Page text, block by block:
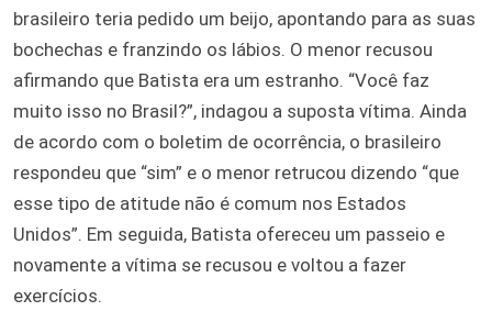
brasileiro teria pedido um beijo, apontando para as suas
bochechas e franzindo os lábios. O menor recusou
afirmando que Batista era um estranho. “Você faz
muito isso no Brasil?”, indagou a suposta vítima. Ainda
de acordo com o boletim de ocorrência, o brasileiro
respondeu que “sim” e o menor retrucou dizendo “que
esse tipo de atitude não é comum nos Estados
Unidos”. Em seguida, Batista ofereceu um passeio e
novamente a vítima se recusou e voltou a fazer
exercícios.